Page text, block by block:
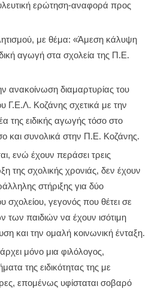
ερώτηση-αναφορά προς
με θέμα: «Άμεση κάλυψη
αγωγή στα σχολεία της Π.Ε.
ανακοίνωση διαμαρτυρίας του
Γ.Ε.Λ. Κοζάνης σχετικά με την
της ειδικής αγωγής τόσο στο
και συνολικά στην Π.Ε. Κοζάνης.
ενώ έχουν περάσει τρεις
της σχολικής χρονιάς, δεν έχουν
στήριξης για δύο
σχολείου, γεγονός που θέτει σε
των παιδιών να έχουν ισότιμη
και την ομαλή κοινωνική ένταξη.
μόνο μια φιλόλογος,
της ειδικότητας της με
επομένως υφίσταται σοβαρό